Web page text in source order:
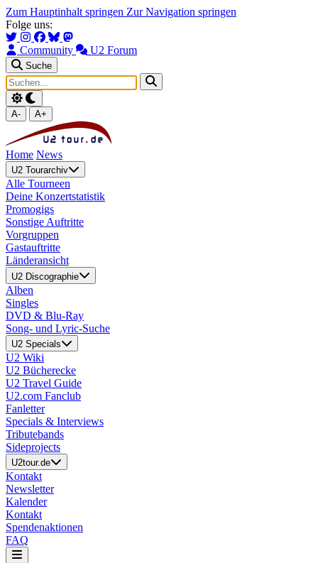
Zum Hauptinhalt springen Zur Navigation springen
Folge uns:
Community U2 Forum
Suche
A- A+
Home News
U2 Tourarchiv
Alle Tourneen
Deine Konzertstatistik
Promogigs
Sonstige Auftritte
Vorgruppen
Gastauftritte
Länderansicht
U2 Discographie
Alben
Singles
DVD & Blu-Ray
Song- und Lyric-Suche
U2 Specials
U2 Wiki
U2 Bücherecke
U2 Travel Guide
U2.com Fanclub
Fanletter
Specials & Interviews
Tributebands
Sideprojects
U2tour.de
Kontakt
Newsletter
Kalender
Kontakt
Spendenaktionen
FAQ